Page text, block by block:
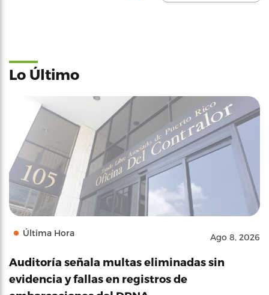
Lo Último
Última Hora Ago 8, 2026
Auditoría señala multas eliminadas sin
evidencia y fallas en registros de